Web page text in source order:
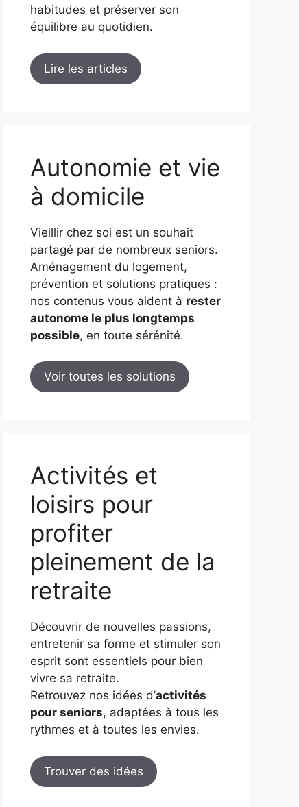
habitudes et préserver son
équilibre au quotidien.
Lire les articles
Autonomie et vie
à domicile
Vieillir chez soi est un souhait
partagé par de nombreux seniors.
Aménagement du logement,
prévention et solutions pratiques :
nos contenus vous aident à rester
autonome le plus longtemps
possible, en toute sérénité.
Voir toutes les solutions
Activités et
loisirs pour
profiter
pleinement de la
retraite
Découvrir de nouvelles passions,
entretenir sa forme et stimuler son
esprit sont essentiels pour bien
vivre sa retraite.
Retrouvez nos idées d’activités
pour seniors, adaptées à tous les
rythmes et à toutes les envies.
Trouver des idées